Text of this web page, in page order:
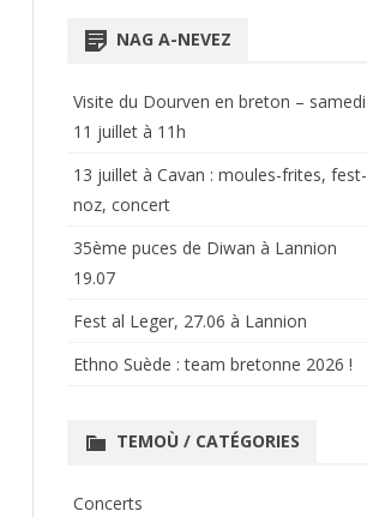
NAG A-NEVEZ
Visite du Dourven en breton – samedi
11 juillet à 11h
13 juillet à Cavan : moules-frites, fest-
noz, concert
35ème puces de Diwan à Lannion
19.07
Fest al Leger, 27.06 à Lannion
Ethno Suède : team bretonne 2026 !
TEMOÙ / CATÉGORIES
Concerts